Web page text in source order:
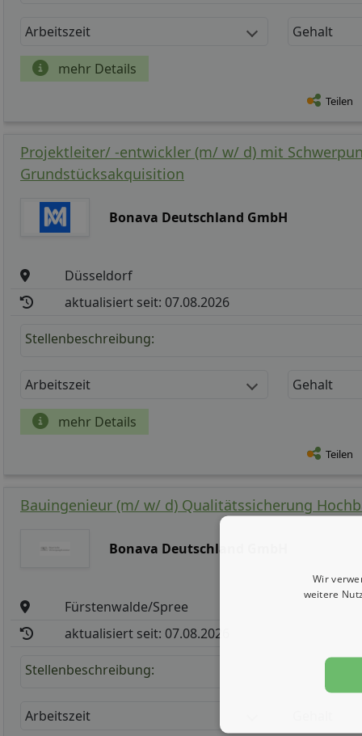
Arbeitszeit Gehalt
mehr Details
Teilen
Projektleiter/ -entwickler (m/ w/ d) mit
Grundstücksakquisition
Bonava Deutschland GmbH
Düsseldorf
aktualisiert seit: 07.08.2026
Stellenbeschreibung:
Arbeitszeit Gehalt
mehr Details
Teilen
Bauingenieur (m/ w/ d) Qualitätssicherung
Bonava Deutschland GmbH
Fürstenwalde/Spree
aktualisiert seit: 07.08.2026
Stellenbeschreibung:
Arbeitszeit
Wir
weitere